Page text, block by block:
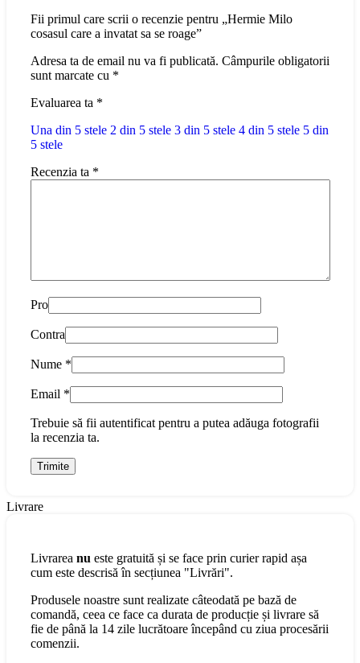
Fii primul care scrii o recenzie pentru „Hermie Milo
cosasul care a invatat sa se roage”
Adresa ta de email nu va fi publicată. Câmpurile obligatorii
sunt marcate cu *
Evaluarea ta *
Una din 5 stele 2 din 5 stele 3 din 5 stele 4 din 5 stele 5 din
5 stele
Recenzia ta *
Pro
Contra
Nume *
Email *
Trebuie să fii autentificat pentru a putea adăuga fotografii
la recenzia ta.
Livrare
Livrarea nu este gratuită și se face prin curier rapid așa
cum este descrisă în secțiunea "Livrări".
Produsele noastre sunt realizate câteodată pe bază de
comandă, ceea ce face ca durata de producție și livrare să
fie de până la 14 zile lucrătoare începând cu ziua procesării
comenzii.